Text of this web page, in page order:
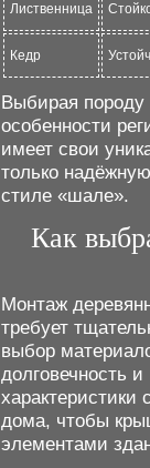
Лиственница
Кедр
Выбирая породу
особенности
имеет свои
только
стиле «шале».
Как
Монтаж
требует
выбор
долговечность
характеристики
дома, чтобы
элементами